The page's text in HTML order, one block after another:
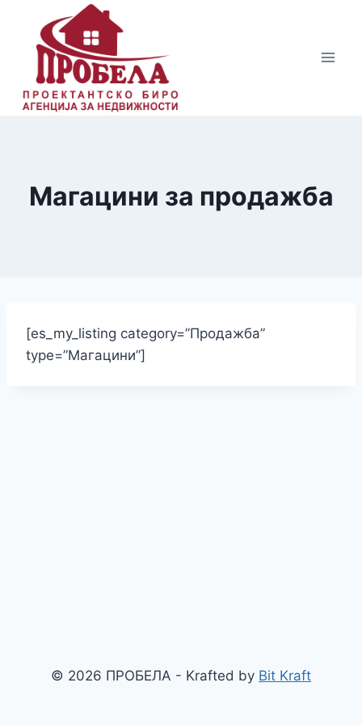
content
Магацини за продажба
[es_my_listing category=”Продажба”
type=”Магацини”]
© 2026 ПРОБЕЛА - Krafted by Bit Kraft